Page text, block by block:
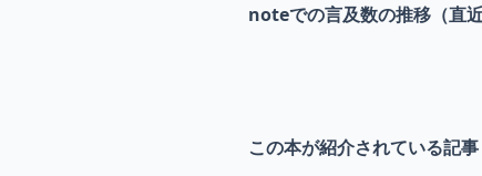
noteでの言及数の推移（直近
この本が紹介されている記